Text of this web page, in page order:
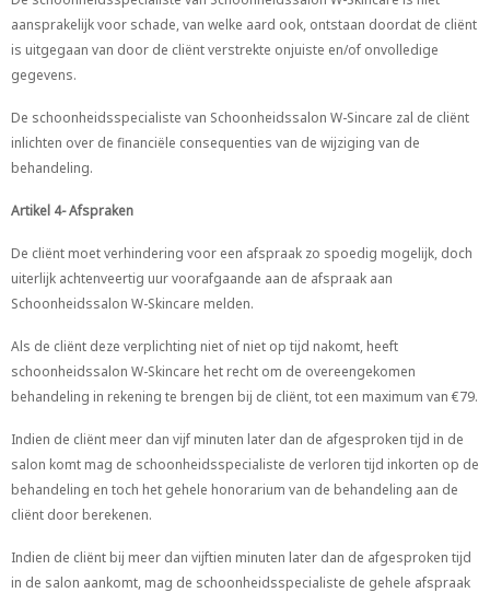
aansprakelijk voor schade, van welke aard ook, ontstaan doordat de cliënt
is uitgegaan van door de cliënt verstrekte onjuiste en/of onvolledige
gegevens.
De schoonheidsspecialiste van Schoonheidssalon W-Sincare zal de cliënt
inlichten over de financiële consequenties van de wijziging van de
behandeling.
Artikel 4- Afspraken
De cliënt moet verhindering voor een afspraak zo spoedig mogelijk, doch
uiterlijk achtenveertig uur voorafgaande aan de afspraak aan
Schoonheidssalon W-Skincare melden.
Als de cliënt deze verplichting niet of niet op tijd nakomt, heeft
schoonheidssalon W-Skincare het recht om de overeengekomen
behandeling in rekening te brengen bij de cliënt, tot een maximum van €79.
Indien de cliënt meer dan vijf minuten later dan de afgesproken tijd in de
salon komt mag de schoonheidsspecialiste de verloren tijd inkorten op de
behandeling en toch het gehele honorarium van de behandeling aan de
cliënt door berekenen.
Indien de cliënt bij meer dan vijftien minuten later dan de afgesproken tijd
in de salon aankomt, mag de schoonheidsspecialiste de gehele afspraak